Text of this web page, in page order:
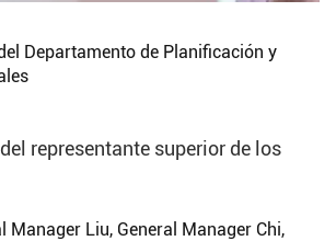
Departamento de Planificación y
representante superior de los
Manager Liu, General Manager Chi,